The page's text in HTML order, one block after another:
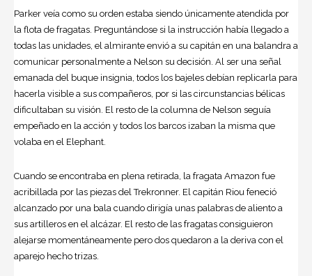
Parker veía como su orden estaba siendo únicamente atendida por
la flota de fragatas. Preguntándose si la instrucción había llegado a
todas las unidades, el almirante envió a su capitán en una balandra a
comunicar personalmente a Nelson su decisión. Al ser una señal
emanada del buque insignia, todos los bajeles debían replicarla para
hacerla visible a sus compañeros, por si las circunstancias bélicas
dificultaban su visión. El resto de la columna de Nelson seguía
empeñado en la acción y todos los barcos izaban la misma que
volaba en el Elephant.
Cuando se encontraba en plena retirada, la fragata Amazon fue
acribillada por las piezas del Trekronner. El capitán Riou feneció
alcanzado por una bala cuando dirigía unas palabras de aliento a
sus artilleros en el alcázar. El resto de las fragatas consiguieron
alejarse momentáneamente pero dos quedaron a la deriva con el
aparejo hecho trizas.